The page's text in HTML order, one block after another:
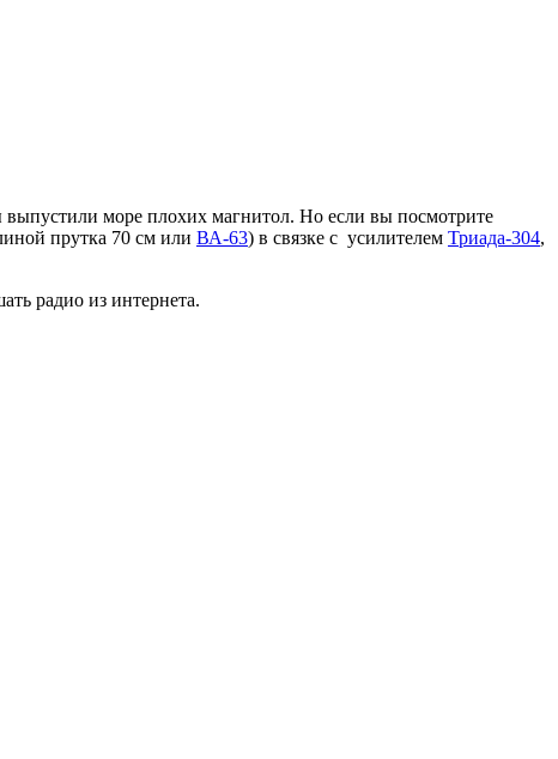
море плохих магнитол. Но если вы посмотрите
прутка 70 см или ВА-63) в связке с усилителем Триада-304,
радио из интернета.